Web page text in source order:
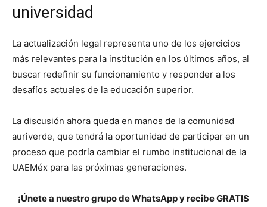
universidad
La actualización legal representa uno de los ejercicios
más relevantes para la institución en los últimos años, al
buscar redefinir su funcionamiento y responder a los
desafíos actuales de la educación superior.
La discusión ahora queda en manos de la comunidad
auriverde, que tendrá la oportunidad de participar en un
proceso que podría cambiar el rumbo institucional de la
UAEMéx para las próximas generaciones.
¡Únete a nuestro grupo de WhatsApp y recibe GRATIS